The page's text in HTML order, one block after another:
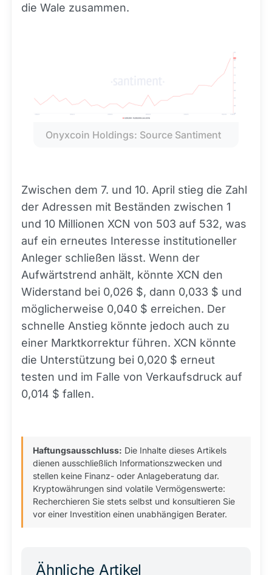
die Wale zusammen.
Onyxcoin Holdings: Source Santiment
Zwischen dem 7. und 10. April stieg die Zahl
der Adressen mit Beständen zwischen 1
und 10 Millionen XCN von 503 auf 532, was
auf ein erneutes Interesse institutioneller
Anleger schließen lässt. Wenn der
Aufwärtstrend anhält, könnte XCN den
Widerstand bei 0,026 $, dann 0,033 $ und
möglicherweise 0,040 $ erreichen. Der
schnelle Anstieg könnte jedoch auch zu
einer Marktkorrektur führen. XCN könnte
die Unterstützung bei 0,020 $ erneut
testen und im Falle von Verkaufsdruck auf
0,014 $ fallen.
Haftungsausschluss: Die Inhalte dieses Artikels
dienen ausschließlich Informationszwecken und
stellen keine Finanz- oder Anlageberatung dar.
Kryptowährungen sind volatile Vermögenswerte:
Recherchieren Sie stets selbst und konsultieren Sie
vor einer Investition einen unabhängigen Berater.
Ähnliche Artikel